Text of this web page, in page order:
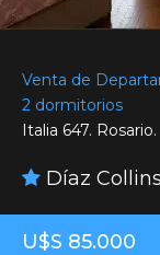
Venta de
2 dormitorios
Italia 647. Rosario.
Díaz
U$S 85.000